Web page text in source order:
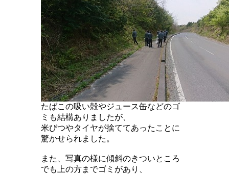
たばこの吸い殻やジュース缶などのゴ
ミも結構ありましたが、
米びつやタイヤが捨ててあったことに
驚かせられました。
また、写真の様に傾斜のきついところ
でも上の方までゴミがあり、